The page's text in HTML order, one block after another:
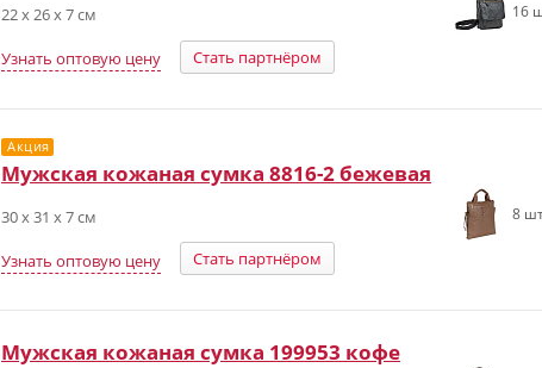
22 х 26 х 7 см
Узнать оптовую цену Стать партнёром
16
Акция
Мужская кожаная сумка 8816-2 бежевая
30 х 31 х 7 см
Узнать оптовую цену Стать партнёром
8
Мужская кожаная сумка 199953 кофе